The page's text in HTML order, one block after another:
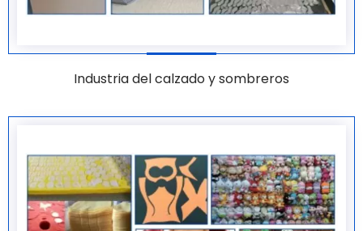
Industria del calzado y sombreros